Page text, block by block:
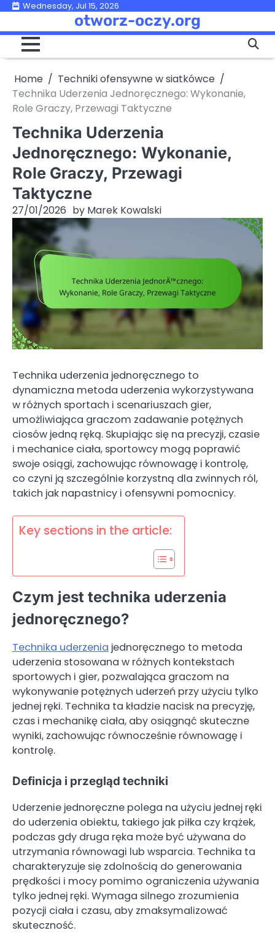
Skip
content
Wednesday, Jul 15, 2026
otworz-oczy.org
Home
Techniki ofensywne w siatkówce
Technika Uderzenia Jednoręcznego: Wykonanie,
Role Graczy, Przewagi Taktyczne
Technika Uderzenia
Jednoręcznego: Wykonanie,
Role Graczy, Przewagi
Taktyczne
27/01/2026 by Marek Kowalski
Technika uderzenia jednoręcznego to
dynamiczna metoda uderzenia wykorzystywana
w różnych sportach i scenariuszach gier,
umożliwiająca graczom zadawanie potężnych
ciosów jedną ręką. Skupiając się na precyzji, czasie
i mechanice ciała, sportowcy mogą poprawić
swoje osiągi, zachowując równowagę i kontrolę,
co czyni ją szczególnie korzystną dla zwinnych ról,
takich jak napastnicy i ofensywni pomocnicy.
Key sections in the article:
Czym jest technika uderzenia
jednoręcznego?
Technika uderzenia jednoręcznego to metoda
uderzenia stosowana w różnych kontekstach
sportowych i gier, pozwalająca graczom na
wykonywanie potężnych uderzeń przy użyciu tylko
jednej ręki. Technika ta kładzie nacisk na precyzję,
czas i mechanikę ciała, aby osiągnąć skuteczne
wyniki, zachowując równocześnie równowagę i
kontrolę.
Definicja i przegląd techniki
Uderzenie jednoręczne polega na użyciu jednej ręki
do uderzenia obiektu, takiego jak piłka czy krążek,
podczas gdy druga ręka może być używana do
utrzymania równowagi lub wsparcia. Technika ta
charakteryzuje się zdolnością do generowania
prędkości i mocy pomimo ograniczenia używania
tylko jednej ręki. Wymaga silnego zrozumienia
pozycji ciała i czasu, aby zmaksymalizować
skuteczność.